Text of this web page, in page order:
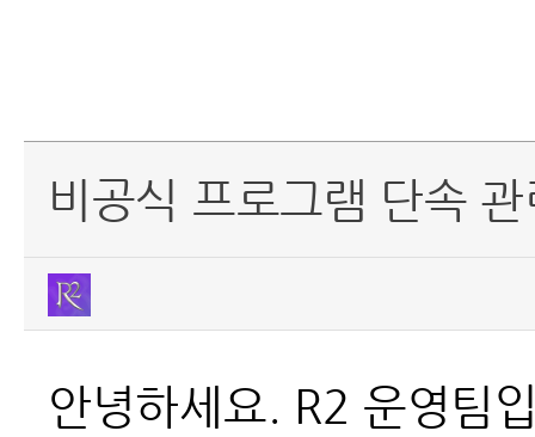
비공식 프로그램 단속
안녕하세요. R2 운영팀